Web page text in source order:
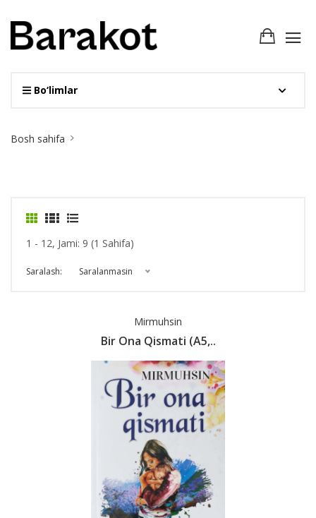
Bo‘limlar
Breadcrumb
Bosh sahifa
1 - 12, Jami: 9 (1 Sahifa)
Saralash: Saralanmasin
Mirmuhsin
Bir Ona Qismati (А5,..